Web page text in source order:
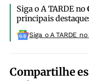
Siga o A TARDE no
principais
Siga o A TARDE
Compartilhe